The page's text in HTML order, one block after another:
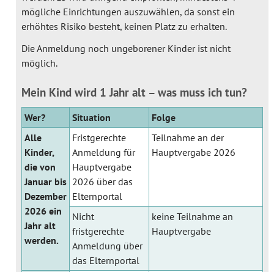
mögliche Einrichtungen auszuwählen, da sonst ein
erhöhtes Risiko besteht, keinen Platz zu erhalten.
Die Anmeldung noch ungeborener Kinder ist nicht
möglich.
Mein Kind wird 1 Jahr alt – was muss ich tun?
Wer? Situation
Folge
Alle
Kinder,
die von
Januar bis
Dezember
2026 ein
Jahr alt
werden.
Fristgerechte
Anmeldung für
Hauptvergabe
2026 über das
Elternportal
Teilnahme an der
Hauptvergabe 2026
Nicht
fristgerechte
Anmeldung über
das Elternportal
keine Teilnahme an
Hauptvergabe